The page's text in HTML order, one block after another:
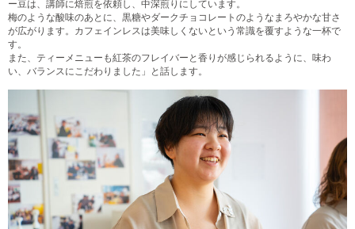
ー豆は、講師に焙煎を依頼し、中深煎りにしています。
梅のような酸味のあとに、黒糖やダークチョコレートのようなまろやかな甘さ
が広がります。カフェインレスは美味しくないという常識を覆すような一杯で
す。
また、ティーメニューも紅茶のフレイバーと香りが感じられるように、味わ
い、バランスにこだわりました」と話します。